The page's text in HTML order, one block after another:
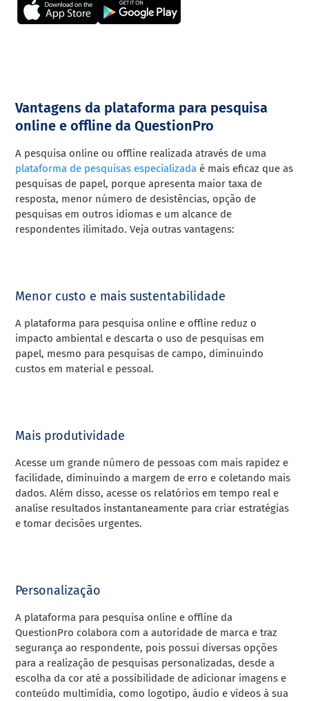
Vantagens da plataforma para pesquisa
online e offline da QuestionPro
A pesquisa online ou offline realizada através de uma
plataforma de pesquisas especializada é mais eficaz que as
pesquisas de papel, porque apresenta maior taxa de
resposta, menor número de desistências, opção de
pesquisas em outros idiomas e um alcance de
respondentes ilimitado.Veja outras vantagens:
Menor custo e mais sustentabilidade
A plataforma para pesquisa online e offline reduz o
impacto ambiental e descarta o uso de pesquisas em
papel, mesmo para pesquisas de campo, diminuindo
custos em material e pessoal.
Mais produtividade
Acesse um grande número de pessoas com mais rapidez e
facilidade, diminuindo a margem de erro e coletando mais
dados. Além disso,acesse os relatórios em tempo real e
analise resultados instantaneamente para criar estratégias
e tomar decisões urgentes.
Personalização
A plataforma para pesquisa online e offline da
QuestionPro colabora com a autoridade de marca e traz
segurança ao respondente, pois possui diversas opções
para a realização de pesquisas personalizadas, desde a
escolha da cor até a possibilidade de adicionar imagens e
conteúdo multimídia, como logotipo, áudio e vídeos à sua